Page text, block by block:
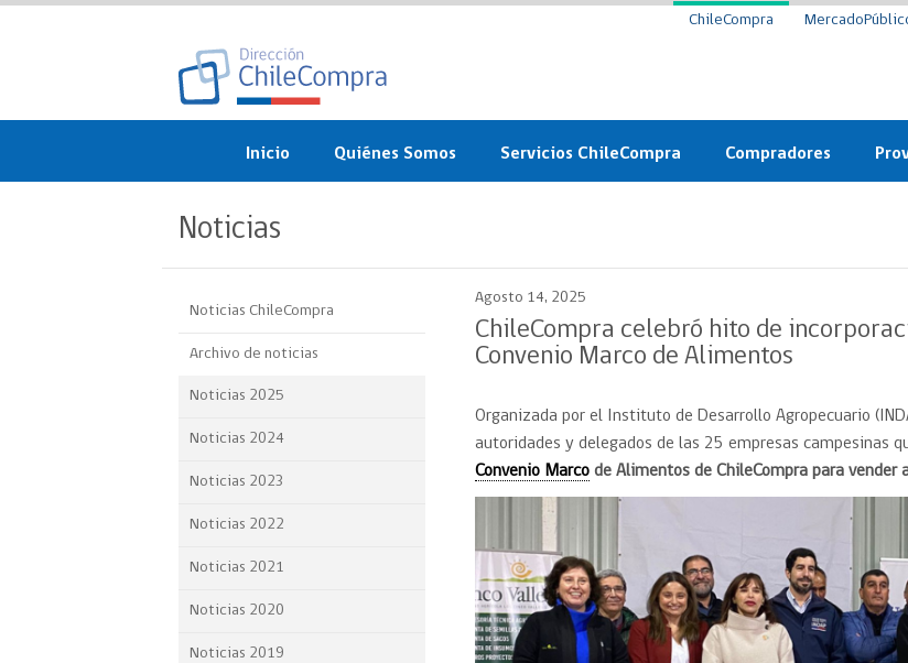
ChileCompra
Inicio Quiénes Somos
objetivos
Organigrama
Participación Ciudadana
Reportes Ley de Inclusión
Sé parte de nuestro equipo
Servicios ChileCompra
ChileCompra
Eficiencia
Capacitación ChileCompra:
Certificación competencias
Centro de Ayuda
Asesorías estratégicas
Compras Coordinadas
Datos Abiertos
Compradores
Circular
Compra Ágil
Tipos de Licitaciones
Bases Tipo de Licitación
Convenio Marco
Subasta inversa
electrónica
Compra Pública de
Innovación
Sello
Noticias
Noticias ChileCompra
Archivo de noticias
Noticias 2025
Noticias 2024
Noticias 2023
Noticias 2022
Noticias 2021
Noticias 2020
Noticias 2019
Agosto 14, 2025
ChileCompra celebró hito de
Convenio Marco de Alimentos
Organizada por el Instituto de Desarrollo Agropecuario
autoridades y delegados de las 25 empresas campesinas
Convenio Marco de Alimentos de ChileCompra para vender